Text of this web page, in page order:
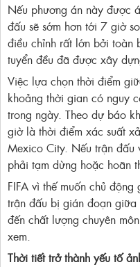
Nếu phương án này được
đấu sẽ sớm hơn tới 7 giờ
điều chỉnh rất lớn bởi toàn
tuyển đều đã được xây
Việc lựa chọn thời điểm
khoảng thời gian có nguy
trong ngày. Theo dự báo
giờ là thời điểm xác suất
Mexico City. Nếu trận đấu
phải tạm dừng hoặc hoãn
FIFA vì thế muốn chủ
trận đấu bị gián đoạn
đến chất lượng chuyên
xem.
Thời tiết trở thành yếu tố